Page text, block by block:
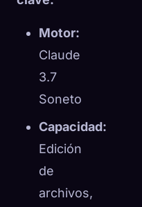
Motor:
Claude
3.7
Soneto
Capacidad:
Edición
de
archivos,